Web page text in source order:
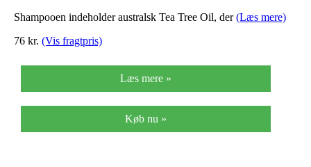
Shampooen indeholder australsk Tea Tree Oil, der(Læs mere)
76 kr. (Vis fragtpris)
Læs mere »
Køb nu »